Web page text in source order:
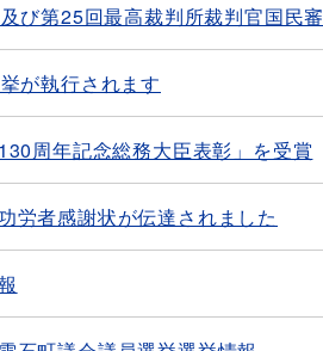
び第25回最高裁判所裁判官国民
が執行されます
周年記念総務大臣表彰」を受賞
労者感謝状が伝達されました